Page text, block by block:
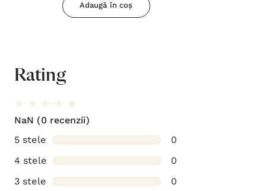
Adaugă în coș
Rating
NaN (0 recenzii)
5 stele
0
4 stele
0
3 stele
0